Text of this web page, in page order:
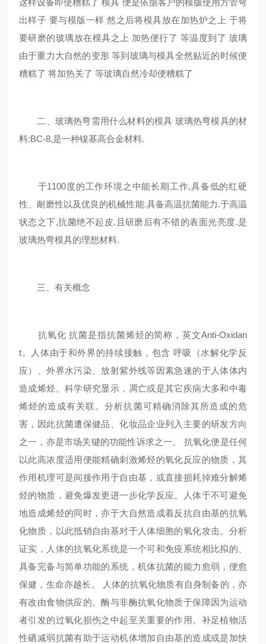
这样设备即使糟糕了 模具 便是依据客户的模版使用方管弯
出样子 要与模版一样 然之后将模具放在加热炉之上 于将
要研磨的玻璃放在模具之上 加热便行了 等温度到了 玻璃
由于重力大自然的变形 等到玻璃与模具全然贴近的时候便
糟糕了 将加热关了 等玻璃自然冷却便糟糕了
二、玻璃热弯需用什么材料的模具 玻璃热弯模具的材
料:BC-8,是一种镍基高合金材料.
于1100度的工作环境之中能长期工作,具备低的红硬
性、耐磨性以及优良的机械性能.具备高温抗菌能力.于高温
状态之下,抗菌绝不起皮.且研磨后有不错的表面光亮度.是
玻璃热弯模具的理想材料.
三、有关概念
抗氧化 抗菌是指抗菌烯烃的简称，英文Anti-Oxidan
t。人体由于和外界的持续接触，包含 呼吸（水解化学反
应）、外界水污染、放射紫外线等因素急速的于人体体内
造成烯烃。科学研究显示，凋亡或是其它疾病大多和中毒
烯烃的造成有关联。分析抗菌可精确消除其所造成的危
害，因此抗菌遭保健品、化妆品企业列入主要的研发方向
之一，亦是市场关键的功能性诉求之一。 抗氧化便是任何
以此高浓度适用便能精确刺激烯烃的氧化反应的物质，其
作用机理可是间接作用于自由基，或直接损耗掉难分解烯
烃的物质，避免爆发更进一步化学反应。人体于不可避免
地造成烯烃的同时，亦于大自然造成着反抗自由基的抗氧
化物质，以此抵销自由基对于人体细胞的氧化攻击。分析
证实，人体的抗氧化系统是一个可和免疫系统相比拟的、
具备完备与简单功能的系统，机体抗菌的能力愈弱，便愈
保健，生命亦越长。 人体的抗氧化物质有自身制备的，亦
有改由食物供应的。酶与非酶抗氧化物质于保障因为运动
者引发的过氧化损伤之中起至关重要的作用。补足植物活
性硒减弱抗菌有助于运动机体增加自由基的造成或是加快